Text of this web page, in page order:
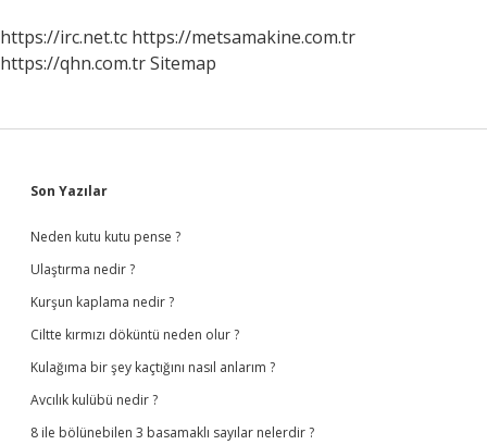
https://irc.net.tc https://metsamakine.com.tr
https://qhn.com.trSitemap
Sidebar
Son Yazılar
Neden kutu kutu pense ?
Ulaştırma nedir ?
Kurşun kaplama nedir ?
Ciltte kırmızı döküntü neden olur ?
Kulağıma bir şey kaçtığını nasıl anlarım ?
Avcılık kulübü nedir ?
8 ile bölünebilen 3 basamaklı sayılar nelerdir ?